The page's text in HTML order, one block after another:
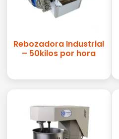
Rebozadora Industrial
– 50kilos por hora